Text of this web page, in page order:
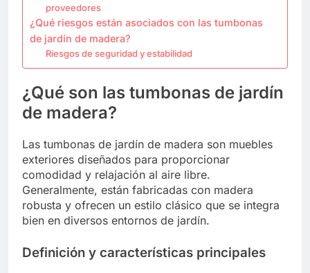
proveedores
¿Qué riesgos están asociados con las tumbonas
de jardín de madera?
Riesgos de seguridad y estabilidad
¿Qué son las tumbonas de jardín
de madera?
Las tumbonas de jardín de madera son muebles
exteriores diseñados para proporcionar
comodidad y relajación al aire libre.
Generalmente, están fabricadas con madera
robusta y ofrecen un estilo clásico que se integra
bien en diversos entornos de jardín.
Definición y características principales